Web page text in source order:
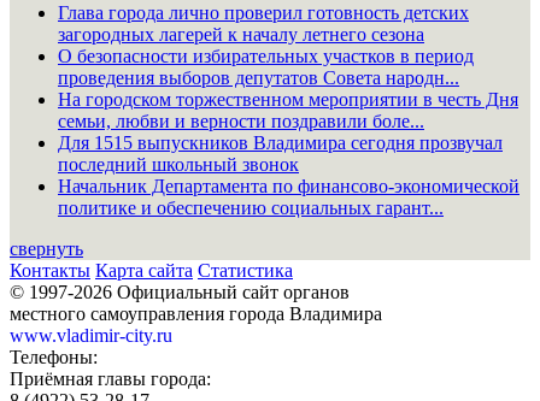
Глава города лично проверил готовность детских
загородных лагерей к началу летнего сезона
О безопасности избирательных участков в период
проведения выборов депутатов Совета народн...
На городском торжественном мероприятии в честь Дня
семьи, любви и верности поздравили боле...
Для 1515 выпускников Владимира сегодня прозвучал
последний школьный звонок
Начальник Департамента по финансово-экономической
политике и обеспечению социальных гарант...
свернуть
Контакты Карта сайта Статистика
© 1997-2026 Официальный сайт органов
местного самоуправления города Владимира
www.vladimir-city.ru
Телефоны:
Приёмная главы города: